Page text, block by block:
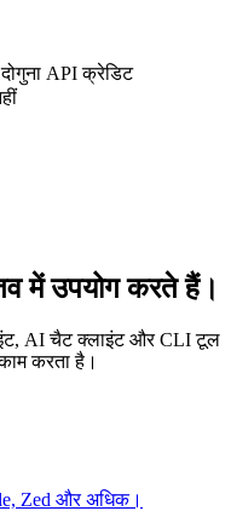
API क्रेडिट
में उपयोग करते हैं।
AI चैट क्लाइंट और CLI टूल
करता है।
Zed और अधिक।